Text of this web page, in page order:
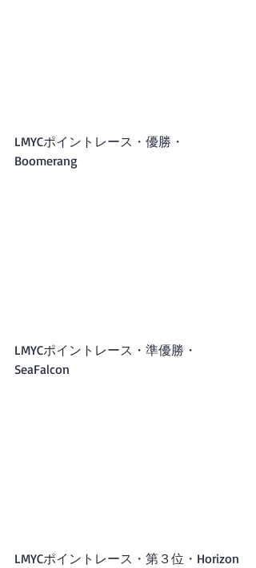
LMYCポイントレース・優勝・
Boomerang
LMYCポイントレース・準優勝・
SeaFalcon
LMYCポイントレース・第３位・Horizon